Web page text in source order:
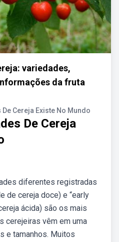
variedades,
da fruta
Cereja Existe No Mundo
De Cereja
diferentes registradas
de cereja doce) e “early
ácida) são os mais
cerejeiras vêm em uma
e tamanhos. Muitos